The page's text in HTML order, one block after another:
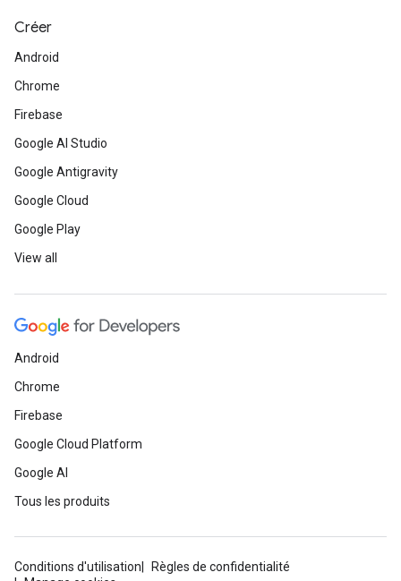
Créer
Android
Chrome
Firebase
Google AI Studio
Google Antigravity
Google Cloud
Google Play
View all
Android
Chrome
Firebase
Google Cloud Platform
Google AI
Tous les produits
Conditions d'utilisation
Règles de confidentialité